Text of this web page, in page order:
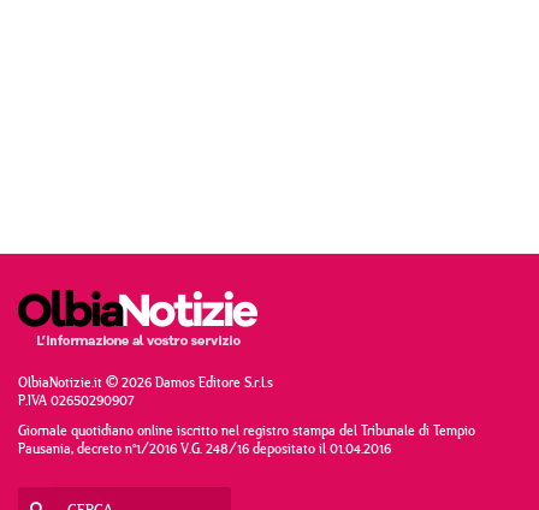
OlbiaNotizie.it © 2026 Damos Editore S.r.l.s
P.IVA 02650290907
Giornale quotidiano online iscritto nel registro stampa del Tribunale di Tempio
Pausania, decreto n°1/2016 V.G. 248/16 depositato il 01.04.2016